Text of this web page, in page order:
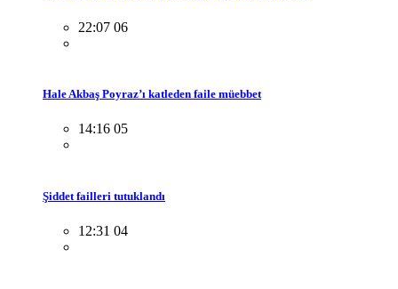
22:07 06
Hale Akbaş Poyraz’ı katleden faile müebbet
14:16 05
Şiddet failleri tutuklandı
12:31 04